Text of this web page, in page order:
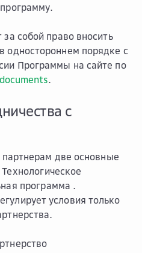
собой право вносить
одностороннем порядке с
Программы на сайте по
.
с
партнерам две основные
Технологическое
программа .
условия только